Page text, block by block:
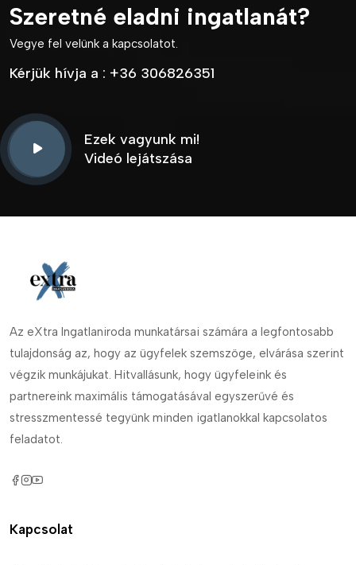
Szeretné eladni ingatlanát?
Vegye fel velünk a kapcsolatot.
Kérjük hívja a : +36 306826351
Ezek vagyunk mi!
Videó lejátszása
Az eXtra Ingatlaniroda munkatársai számára a legfontosabb
tulajdonság az, hogy az ügyfelek szemszöge, elvárása szerint
végzik munkájukat. Hitvallásunk, hogy ügyfeleink és
partnereink maximális támogatásával egyszerűvé és
stresszmentessé tegyünk minden igatlanokkal kapcsolatos
feladatot.
Kapcsolat